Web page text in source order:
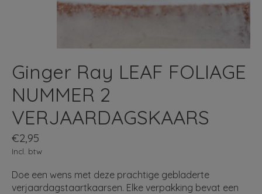
Ginger Ray LEAF FOLIAGE
NUMMER 2
VERJAARDAGSKAARS
€2,95
Incl. btw
Doe een wens met deze prachtige gebladerte
verjaardagstaartkaarsen. Elke verpakking bevat een